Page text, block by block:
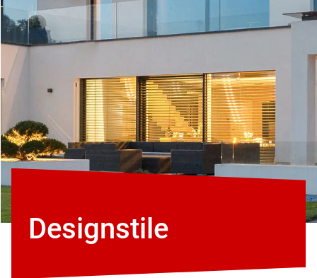
Designstile